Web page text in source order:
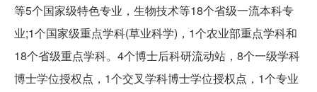
等5个国家级特色专业，生物技术等18个省级一流本科专
业;1个国家级重点学科(草业科学)，1个农业部重点学科和
18个省级重点学科。4个博士后科研流动站，8个一级学科
博士学位授权点，1个交叉学科博士学位授权点，1个专业